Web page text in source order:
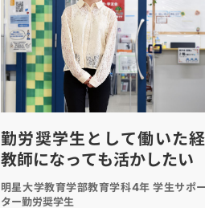
勤労奨学生として働いた
教師になっても活かしたい
明星大学教育学部教育学科4年 学生サポ
ター勤労奨学生